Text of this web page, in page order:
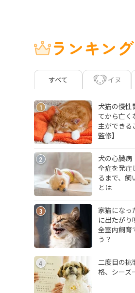
ランキング
すべて イヌ
1
犬猫の慢
てから亡く
主ができる
監修】
2
犬の心臓
全症を発症
るまで、飼
とは
3
家猫になっ
に出たが
全室内飼育
う？
4
二度目の挑
格、シーズ